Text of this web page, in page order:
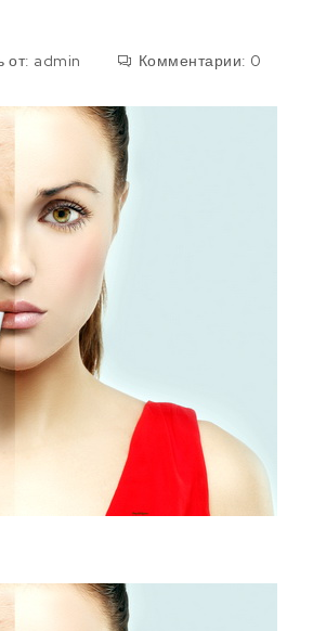
от: admin Комментарии: 0